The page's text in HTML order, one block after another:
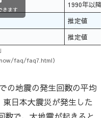
1990年以降
推定値
推定値
きます
faq/faq7.html）
の地震の発生回数の平均
日本大震災が発生した